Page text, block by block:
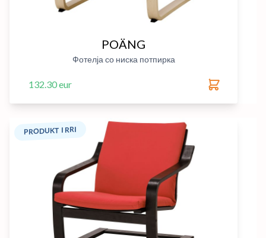
POÄNG
Фотелја со ниска потпирка
132.30 eur
PRODUKT I RRI